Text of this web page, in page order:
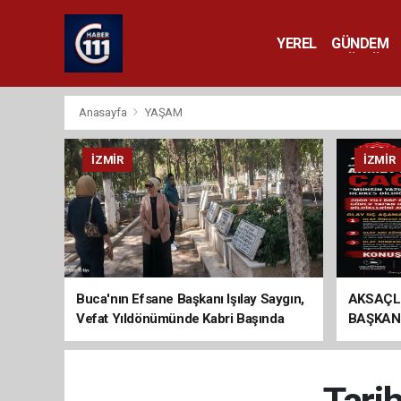
YEREL
GÜNDEM
Anasayfa YAŞAM
İZMIR
Buca'nın Efsane Başkanı Işılay Saygın,
Vefat Yıldönümünde Kabri Başında
Anıldı
İZMIR
ÇAĞRI